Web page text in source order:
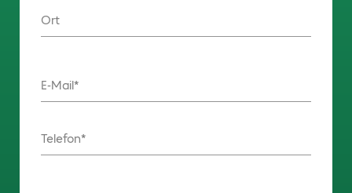
Ort
E-Mail
Telefon